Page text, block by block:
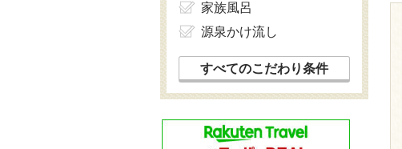
家族風呂
源泉かけ流し
すべてのこだわり条件